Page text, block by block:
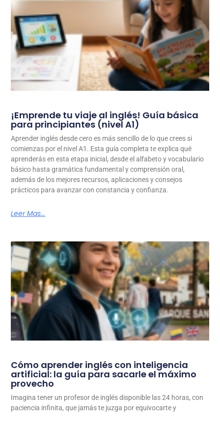
¡Emprende tu viaje al inglés! Guía básica
para principiantes (nivel A1)
Aprender inglés desde cero es más sencillo de lo que crees si
comienzas por el nivel A1. Esta guía completa te explica qué
aprenderás en esta etapa inicial, desde el alfabeto y vocabulario
básico hasta gramática fundamental y comprensión oral,
además de los mejores recursos, aplicaciones y consejos
prácticos para avanzar con constancia y confianza.
Leer Mas...
Cómo aprender inglés con inteligencia
artificial: la guía para sacarle el máximo
provecho
Imagina tener un profesor de inglés disponible las 24 horas, con
paciencia infinita, que jamás te juzga por equivocarte y